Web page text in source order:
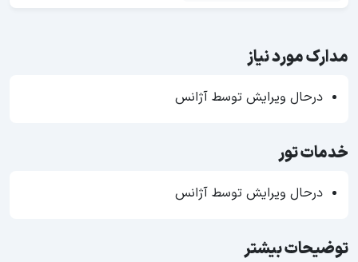
مدارک مورد نیاز
درحال ویرایش توسط آژانس
خدمات تور
درحال ویرایش توسط آژانس
توضیحات بیشتر